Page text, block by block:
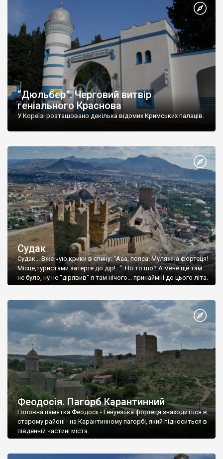
“Дюльбер”. Черговий витвір
геніального Краснова
У Кореїзі розташовано декілька відомих Кримських палаців.
Судак
Судак... Вже чую крики в спину: "Ааа, попса! Муляжна фортеця!
Місце,туристами затерте до дір!..." Но то шо? А мене ще там
не було, ну не "дірявив" я там нічого... принаймні до цього літа.
Феодосія. Пагорб Карантинний
Головна памятка Феодосії - Генуезька фортеця знаходиться в
старому районі - на Карантинному пагорбі, який підноситься в
південній частині міста.